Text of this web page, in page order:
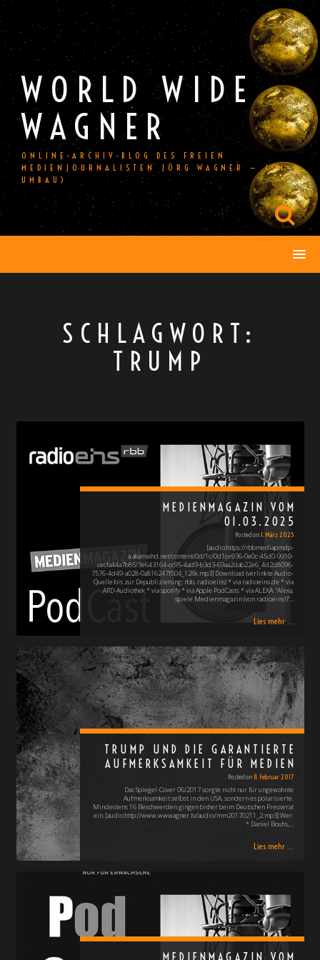
Skip
to
content
WORLD WIDE
WAGNER
ONLINE-ARCHIV-BLOG DES FREIEN
MEDIENJOURNALISTEN JÖRG WAGNER — (IM
UMBAU)
SCHLAGWORT:
TRUMP
MEDIENMAGAZIN VOM
01.03.2025
Posted on 1. März 2025
[audio:https://rbbmediapmdp-
a.akamaihd.net/content/0d/1c/0d1ce936-0e0c-45d0-9910-
cecfa44a7b85/3e643164-cc95-4ad9-b3d3-69aa2dab22e6_4d2d8096-
7576-4d49-a028-0a816247f504_128k.mp3] Download (verlinkte Audio-
Quelle bis zur Depublizierung: rbb, radioeins) * via radioeins.de * via
ARD-Audiothek * via spotify * via Apple PodCasts * via ALEXA: "Alexa,
spiele Medienmagazin (von radioeins!)"…
Lies mehr ...
TRUMP UND DIE GARANTIERTE
AUFMERKSAMKEIT FÜR MEDIEN
Posted on 11. Februar 2017
Das Spiegel-Cover 06/2017 sorgte nicht nur für ungewohnte
Aufmerksamkeit selbst in den USA, sondern es polarisierte.
Mindestens 16 Beschwerden gingen bisher beim Deutschen Presserat
ein. [audio:http://www.wwwagner.tv/audio/mm20170211_2.mp3] Wer:
* Daniel Bouhs,…
Lies mehr ...
MEDIENMAGAZIN VOM